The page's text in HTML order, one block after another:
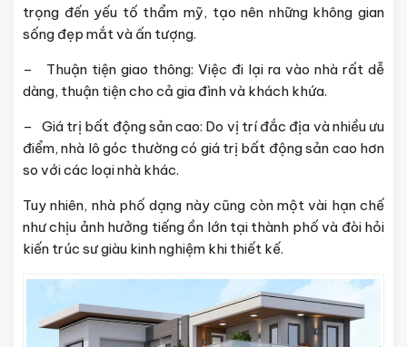
trọng đến yếu tố thẩm mỹ, tạo nên những không gian
sống đẹp mắt và ấn tượng.
– Thuận tiện giao thông: Việc đi lại ra vào nhà rất dễ
dàng, thuận tiện cho cả gia đình và khách khứa.
– Giá trị bất động sản cao: Do vị trí đắc địa và nhiều ưu
điểm, nhà lô góc thường có giá trị bất động sản cao hơn
so với các loại nhà khác.
Tuy nhiên, nhà phố dạng này cũng còn một vài hạn chế
như chịu ảnh hưởng tiếng ồn lớn tại thành phố và đòi hỏi
kiến trúc sư giàu kinh nghiệm khi thiết kế.